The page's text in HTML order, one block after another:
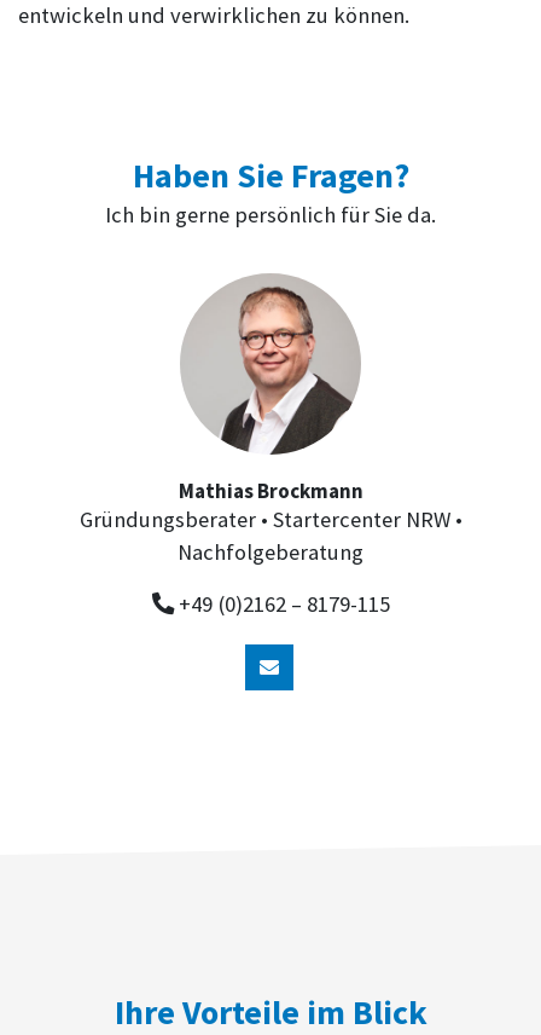
entwickeln und verwirklichen zu können.
Haben Sie Fragen?
Ich bin gerne persönlich für Sie da.
Mathias Brockmann
Gründungsberater • Startercenter NRW •
Nachfolgeberatung
+49 (0)2162 – 8179-115
Ihre Vorteile im Blick